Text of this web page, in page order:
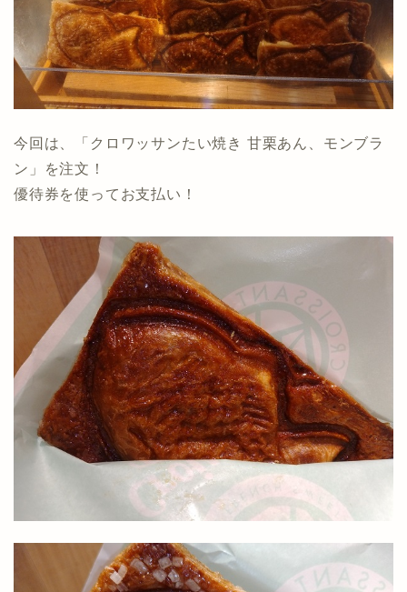
今回は、「クロワッサンたい焼き 甘栗あん、モンブラ
ン」を注文！
優待券を使ってお支払い！